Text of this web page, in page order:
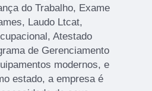
do Trabalho, Exame
Laudo Ltcat,
Atestado
de Gerenciamento
modernos, e
estado, a empresa é